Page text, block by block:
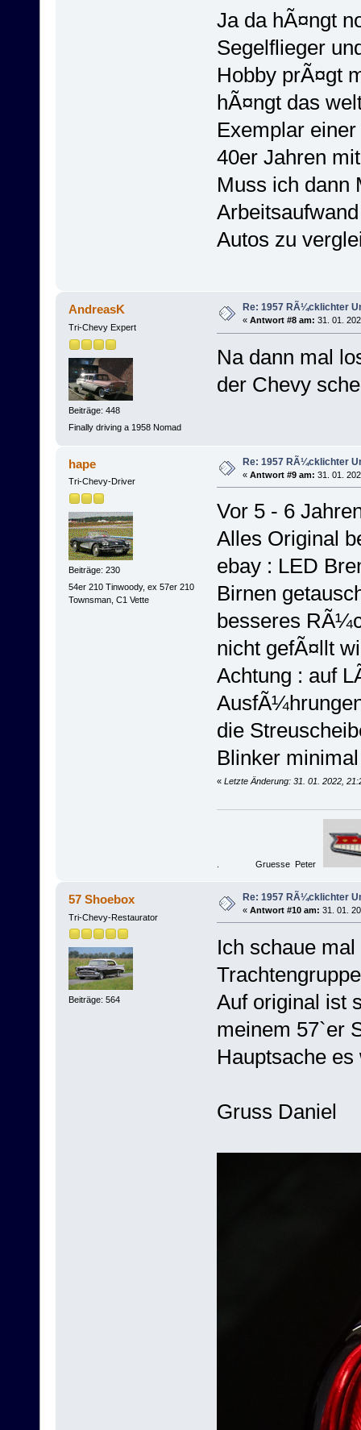
Ja da hÃ¤ngt
Segelflieger
Hobby prÃ¤gt
hÃ¤ngt das
Exemplar
40er Jahren
Muss ich dann
Autos zu
AndreasK
Tri-Chevy Expert
Beiträge: 448
Finally driving a 1958 Nomad
Re: 1957 RÃ¼cklichter
« Antwort #8 am: 31. 01.
Na dann mal
der Chevy
hape
Tri-Chevy-Driver
Beiträge: 230
54er 210 Tinwoody, ex 57er 210
Townsman, C1 Vette
Re: 1957 RÃ¼cklichter
« Antwort #9 am: 31. 01.
Vor 5 - 6
Alles Original
ebay : LED
Birnen
besseres
nicht gefÃ¤llt
Achtung : auf
die
Blinker
« Letzte Änderung: 31. 01. 2022,
. Gruesse Peter
57 Shoebox
Tri-Chevy-Restaurator
Beiträge: 564
Re: 1957 RÃ¼cklichter
« Antwort #10 am: 31. 01.
Ich schaue
Auf original ist
meinem 57`er
Hauptsache
Gruss Daniel